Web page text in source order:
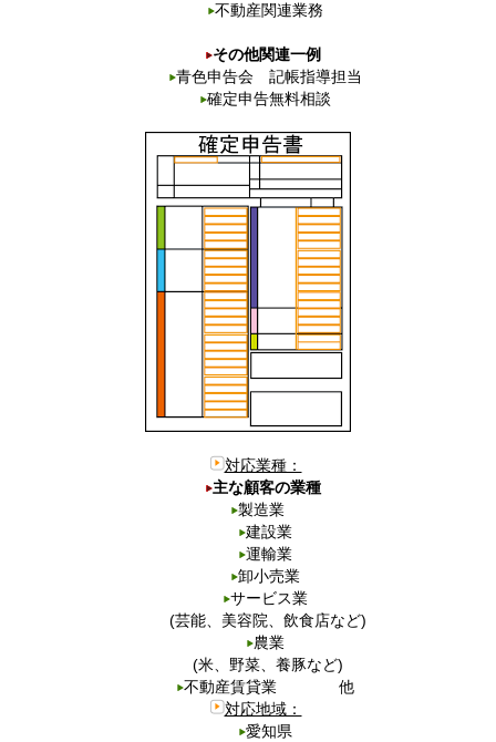
不動産関連業務
その他関連一例
青色申告会 記帳指導担当
確定申告無料相談
対応業種：
主な顧客の業種
製造業
建設業
運輸業
卸小売業
サービス業
(芸能、美容院、飲食店など)
農業
(米、野菜、養豚など)
不動産賃貸業 他
対応地域：
愛知県